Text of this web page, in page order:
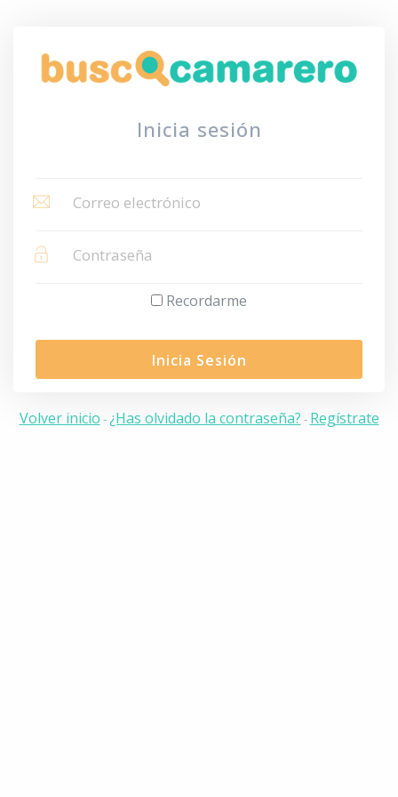
Inicia sesión
Recordarme
Inicia Sesión
Volver inicio -¿Has olvidado la contraseña? - Regístrate